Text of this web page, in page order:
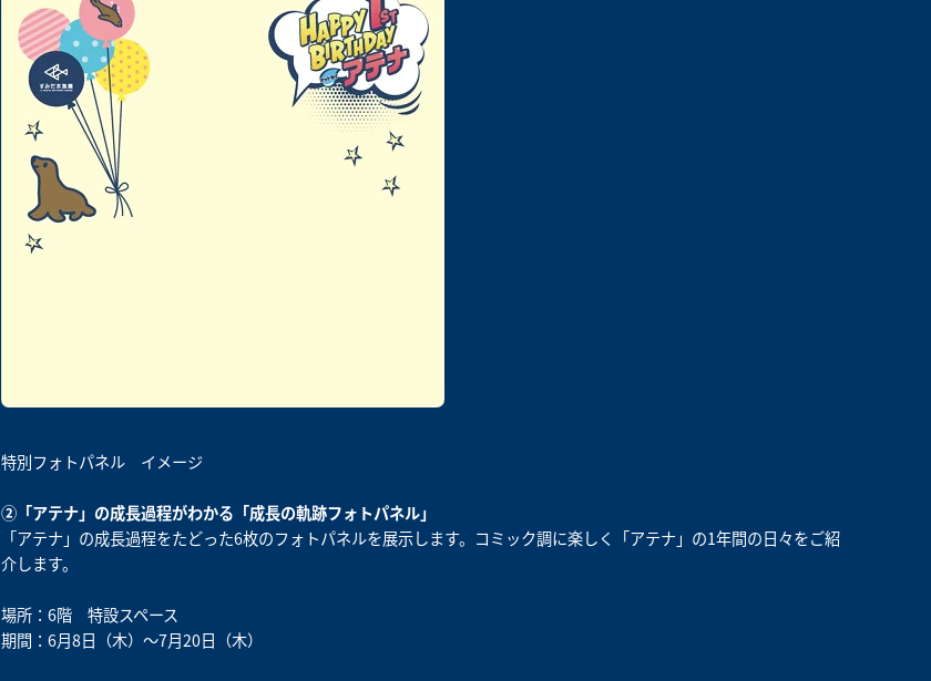
特別フォトパネル イメージ
②「アテナ」の成長過程がわかる「成長の軌跡フォトパネル」
「アテナ」の成長過程をたどった6枚のフォトパネルを展示します。コミック調に楽しく「アテナ」の1年間の日々をご紹
介します。
場所：6階 特設スペース
期間：6月8日（木）～7月20日（木）